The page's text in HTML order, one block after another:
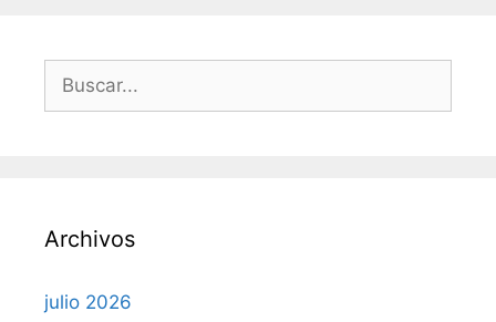
s
:
Archivos
julio 2026